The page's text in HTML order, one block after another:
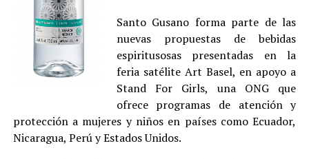
Santo Gusano forma parte de las
nuevas propuestas de bebidas
espiritusosas presentadas en la
feria satélite Art Basel, en apoyo a
Stand For Girls, una ONG que
ofrece programas de atención y
protección a mujeres y niños en países como Ecuador,
Nicaragua, Perú y Estados Unidos.